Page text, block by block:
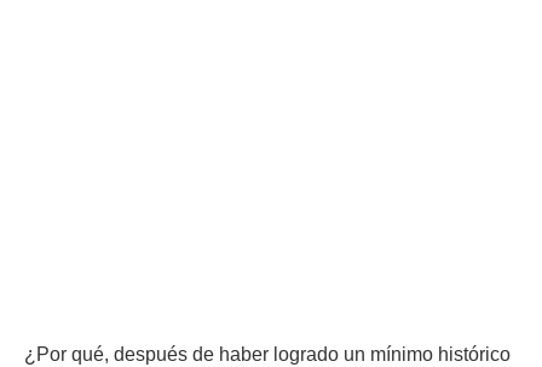
¿Por qué, después de haber logrado un mínimo histórico